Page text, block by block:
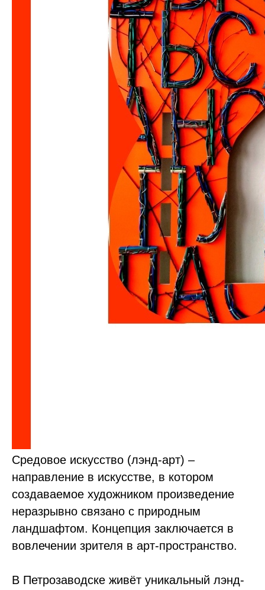
Средовое искусство (лэнд-арт) –
направление в искусстве, в котором
создаваемое художником произведение
неразрывно связано с природным
ландшафтом. Концепция заключается в
вовлечении зрителя в арт-пространство.
В Петрозаводске живёт уникальный лэнд-